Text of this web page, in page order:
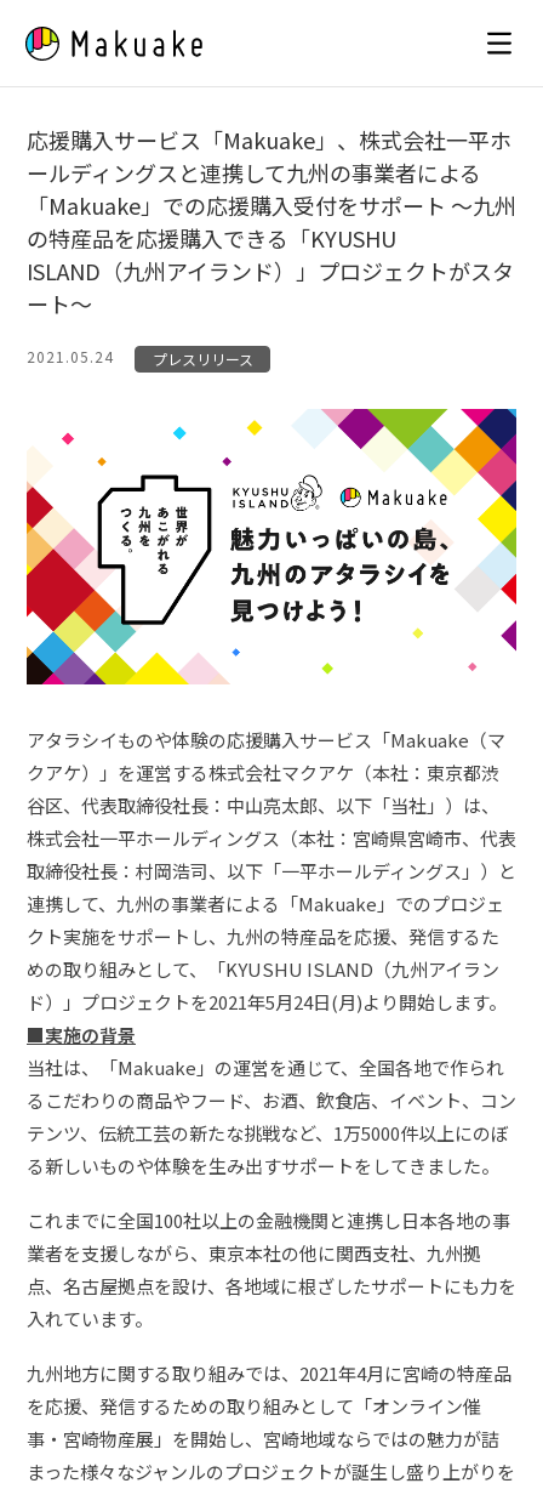
content
応援購入サービス「Makuake」、株式会社一平ホ
ールディングスと連携して九州の事業者による
「Makuake」での応援購入受付をサポート 〜九州
の特産品を応援購入できる「KYUSHU
ISLAND（九州アイランド）」プロジェクトがスタ
ート〜
2021.05.24 プレスリリース
アタラシイものや体験の応援購入サービス「Makuake（マ
クアケ）」を運営する株式会社マクアケ（本社：東京都渋
谷区、代表取締役社長：中山亮太郎、以下「当社」）は、
株式会社一平ホールディングス（本社：宮崎県宮崎市、代表
取締役社長：村岡浩司、以下「一平ホールディングス」）と
連携して、九州の事業者による「Makuake」でのプロジェ
クト実施をサポートし、九州の特産品を応援、発信するた
めの取り組みとして、「KYUSHU ISLAND（九州アイラン
ド）」プロジェクトを2021年5月24日(月)より開始します。
■実施の背景
当社は、「Makuake」の運営を通じて、全国各地で作られ
るこだわりの商品やフード、お酒、飲食店、イベント、コン
テンツ、伝統工芸の新たな挑戦など、1万5000件以上にのぼ
る新しいものや体験を生み出すサポートをしてきました。
これまでに全国100社以上の金融機関と連携し日本各地の事
業者を支援しながら、東京本社の他に関西支社、九州拠
点、名古屋拠点を設け、各地域に根ざしたサポートにも力を
入れています。
九州地方に関する取り組みでは、2021年4月に宮崎の特産品
を応援、発信するための取り組みとして「オンライン催
事・宮崎物産展」を開始し、宮崎地域ならではの魅力が詰
まった様々なジャンルのプロジェクトが誕生し盛り上がりを